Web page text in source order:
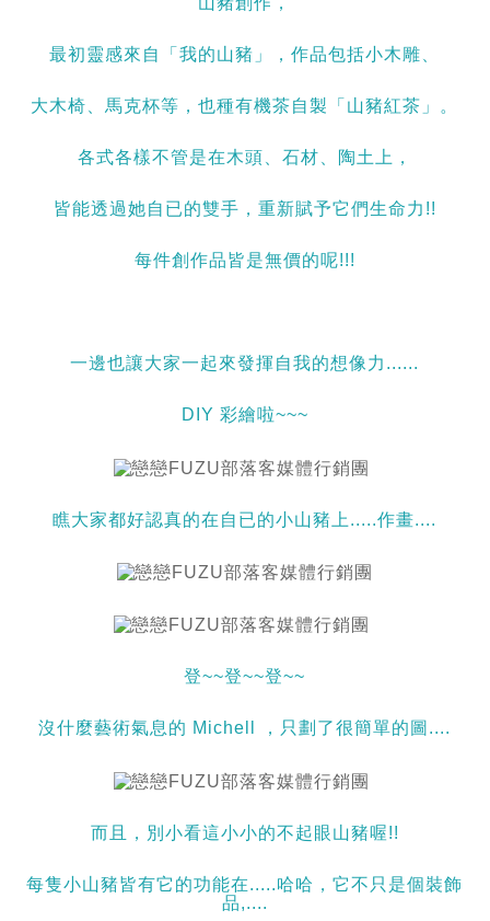
最初靈感來自「我的山豬」，作品包括小木雕、
大木椅、馬克杯等，也種有機茶自製「山豬紅茶」。
各式各樣不管是在木頭、石材、陶土上，
皆能透過她自已的雙手，重新賦予它們生命力!!
每件創作品皆是無價的呢!!!
一邊也讓大家一起來發揮自我的想像力......
DIY 彩繪啦~~~
瞧大家都好認真的在自已的小山豬上.....作畫....
登~~登~~登~~
沒什麼藝術氣息的 Michell ，只劃了很簡單的圖....
而且，別小看這小小的不起眼山豬喔!!
每隻小山豬皆有它的功能在.....哈哈，它不只是個裝飾
品,....